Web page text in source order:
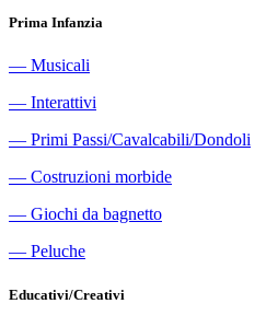
Prima Infanzia
― Musicali
― Interattivi
― Primi Passi/Cavalcabili/Dondoli
― Costruzioni morbide
― Giochi da bagnetto
― Peluche
Educativi/Creativi